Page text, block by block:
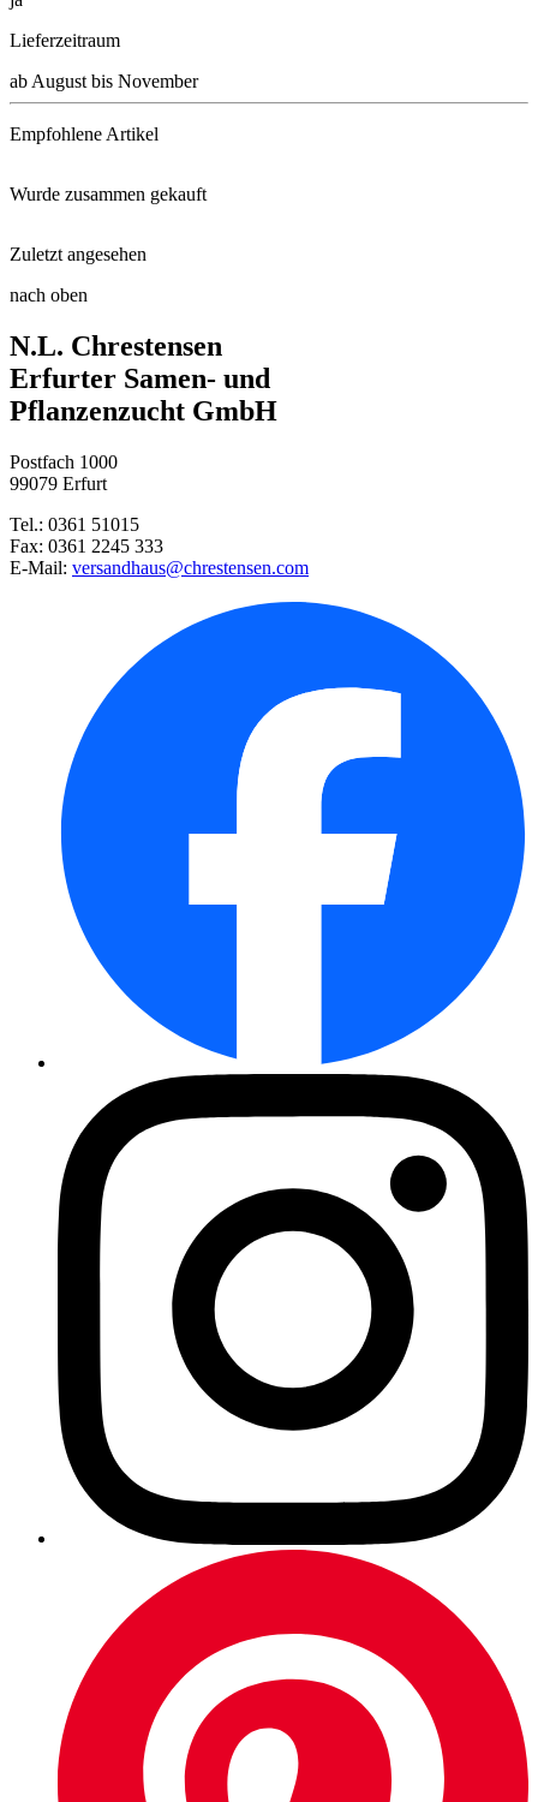
Lieferzeitraum
ab August bis November
Empfohlene Artikel
Gartenschere, 20 cm
Wurde zusammen gekauft
Steppensalbei Blaukönigin
Aroniabeere Viking
Erdbeer-Duftdeutzie Strawberry ...
Weigelie Alexandra
Johannisbeere Jonkheer van Tet ...
Zuletzt angesehen
Echter Winterjasmin
nach oben
N.L. Chrestensen
Erfurter Samen- und
Pflanzenzucht GmbH
Postfach 1000
99079 Erfurt
Tel.: 0361 51015
Fax: 0361 2245 333
E-Mail: versandhaus@chrestensen.com